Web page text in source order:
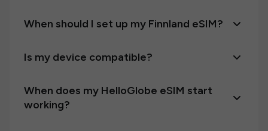
When should I set up my Finnland eSIM?
Is my device compatible?
When does my HelloGlobe eSIM start
working?